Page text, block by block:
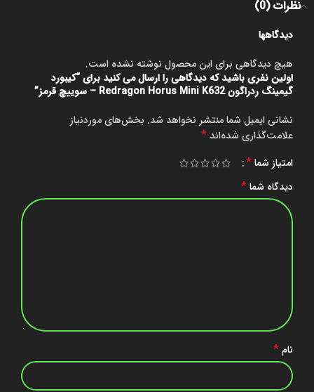
نظرات (0)
دیدگاهها
هیچ دیدگاهی برای این محصول نوشته نشده است.
اولین نفری باشید که دیدگاهی را ارسال می کنید برای “کیبورد
گیمینگ ردراگون Redragon Horus Mini K632 – سوییچ قرمز”
نشانی ایمیل شما منتشر نخواهد شد. بخش‌های موردنیاز
علامت‌گذاری شده‌اند *
امتیاز شما*
دیدگاه شما*
نام*